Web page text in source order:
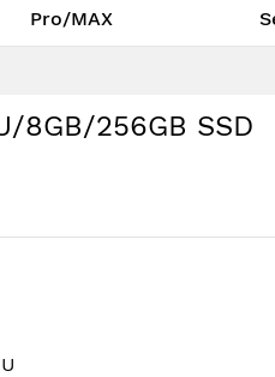
Pro/MAX
8GB/256GB SSD